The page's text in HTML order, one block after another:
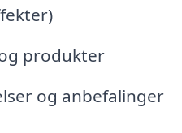
produkter
og anbefalinger